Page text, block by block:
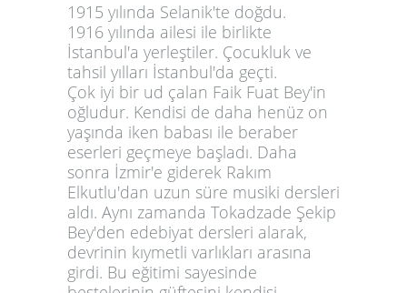
1915 yılında Selanik'te doğdu.
1916 yılında ailesi ile birlikte
İstanbul'a yerleştiler. Çocukluk ve
tahsil yılları İstanbul'da geçti.
Çok iyi bir ud çalan Faik Fuat Bey'in
oğludur. Kendisi de daha henüz on
yaşında iken babası ile beraber
eserleri geçmeye başladı. Daha
sonra İzmir'e giderek Rakım
Elkutlu'dan uzun süre musiki dersleri
aldı. Aynı zamanda Tokadzade Şekip
Bey'den edebiyat dersleri alarak,
devrinin kıymetli varlıkları arasına
girdi. Bu eğitimi sayesinde